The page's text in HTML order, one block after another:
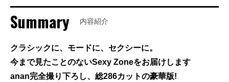
Summary 内容紹介
クラシックに、モードに、セクシーに。
今まで見たことのないSexy Zoneをお届けします
anan完全撮り下ろし、総286カットの豪華版!